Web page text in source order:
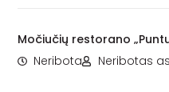
Močiučių restorano
Neribota
Neribotas